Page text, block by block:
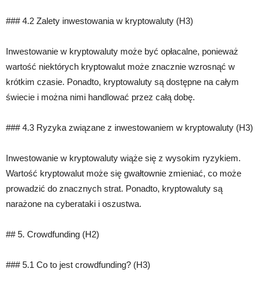
### 4.2 Zalety inwestowania w kryptowaluty (H3)
Inwestowanie w kryptowaluty może być opłacalne, ponieważ
wartość niektórych kryptowalut może znacznie wzrosnąć w
krótkim czasie. Ponadto, kryptowaluty są dostępne na całym
świecie i można nimi handlować przez całą dobę.
### 4.3 Ryzyka związane z inwestowaniem w kryptowaluty (H3)
Inwestowanie w kryptowaluty wiąże się z wysokim ryzykiem.
Wartość kryptowalut może się gwałtownie zmieniać, co może
prowadzić do znacznych strat. Ponadto, kryptowaluty są
narażone na cyberataki i oszustwa.
## 5. Crowdfunding (H2)
### 5.1 Co to jest crowdfunding? (H3)